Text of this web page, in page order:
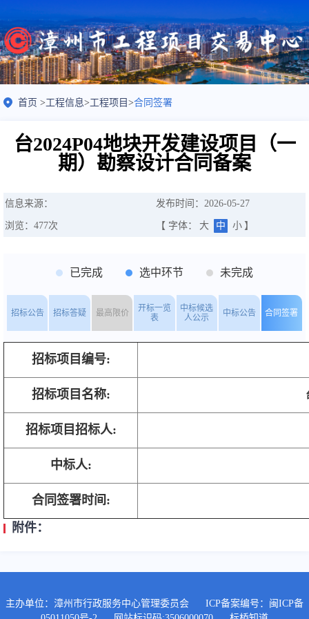
首页 >工程信息>工程项目 >合同签署
台2024P04地块开发建设项目（一
期）勘察设计合同备案
信息来源： 发布时间：2026-05-27
浏览： 477次 【 字体： 大 中 小 】
已完成 选中环节 未完成
招标公告 招标答疑 最高限价
开标一览
表
中标候选
人公示
中标公告 合同签署
招标项目编号:
招标项目名称:
招标项目招标人:
中标人:
合同签署时间:
附件：
主办单位：漳州市行政服务中心管理委员会 ICP备案编号： 闽ICP备